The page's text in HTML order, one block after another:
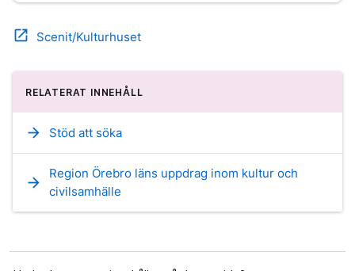
open_in_new Scenit/Kulturhuset
RELATERAT INNEHÅLL
arrow_forward Stöd att söka
arrow_forward
Region Örebro läns uppdrag inom kultur och
civilsamhälle